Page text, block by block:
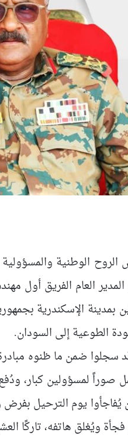
الوطنية
العام الفريق أول
الإسكندرية
الطوعية إلى السودان.
سجلوا ضمن ما ظنوه
ويُغلق هاتفه، تاركًا